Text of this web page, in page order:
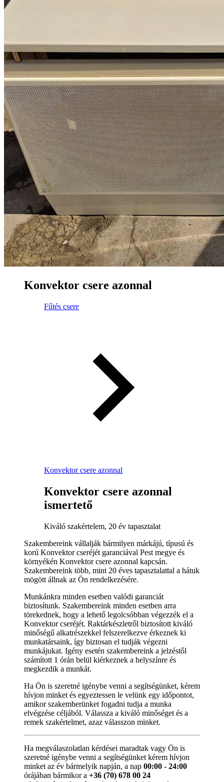
Konvektor csere azonnal
Fűtés csere
Konvektor csere azonnal
Konvektor csere azonnal
ismertető
Kiváló szakértelem, 20 év tapasztalat
Szakembereink vállalják bármilyen márkájú, típusú és
korú Konvektor cseréjét garanciával Pest megye és
környékén Konvektor csere azonnal kapcsán.
Szakembereink több, mint 20 éves tapasztalattal a hátuk
mögött állnak az Ön rendelkezésére.
Munkánkra minden esetben valódi garanciát
biztosítunk. Szakembereink minden esetben arra
törekednek, hogy a lehető legolcsóbban végezzék el a
Konvektor cseréjét. Raktárkészletről biztosított kiváló
minőségű alkatrészekkel felszerelkezve érkeznek ki
munkatársaink, így biztosan el tudják végezni
munkájukat. Igény esetén szakembereink a jelzéstől
számított 1 órán belül kiérkeznek a helyszínre és
megkezdik a munkát.
Ha Ön is szeretné igénybe venni a segítségünket, kérem
hívjon minket és egyeztessen le velünk egy időpontot,
amikor szakemberünket fogadni tudja a munka
elvégzése céljából. Válassza a kiváló minőséget és a
remek szakértelmet, azaz válasszon minket.
Ha megválaszolatlan kérdései maradtak vagy Ön is
szeretné igénybe venni a segítségünket kérem hívjon
minket az év bármelyik napján, a nap 00:00 - 24:00
órájában bármikor a +36 (70) 678 00 24